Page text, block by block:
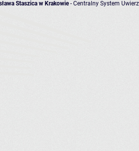
Staszica w Krakowie- Centralny System